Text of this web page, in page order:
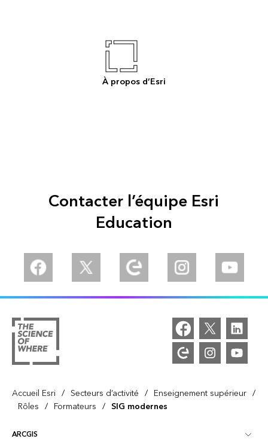
À propos d’Esri
Contacter l’équipe Esri
Education
Facebook Twitter Esri CommunityInstagram YouTube
Accueil Esri / Secteurs d’activité / Enseignement supérieur /
Rôles / Formateurs / SIG modernes
ARCGIS